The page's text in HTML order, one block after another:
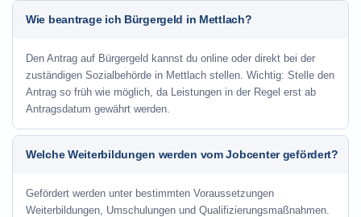
Wie beantrage ich Bürgergeld in Mettlach?
Den Antrag auf Bürgergeld kannst du online oder direkt bei der
zuständigen Sozialbehörde in Mettlach stellen. Wichtig: Stelle den
Antrag so früh wie möglich, da Leistungen in der Regel erst ab
Antragsdatum gewährt werden.
Welche Weiterbildungen werden vom Jobcenter gefördert?
Gefördert werden unter bestimmten Voraussetzungen
Weiterbildungen, Umschulungen und Qualifizierungsmaßnahmen.